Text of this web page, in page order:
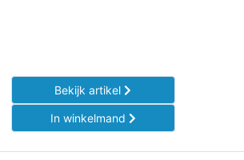
Bekijk artikel
In winkelmand